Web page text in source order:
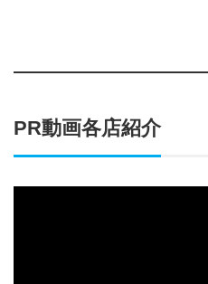
PR動画各店紹介